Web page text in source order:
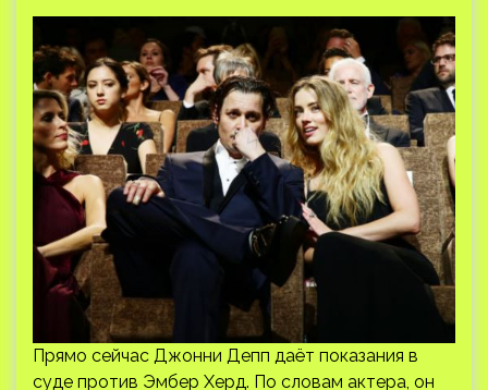
Прямо сейчас Джонни Депп даёт показания в
суде против Эмбер Херд. По словам актера, он